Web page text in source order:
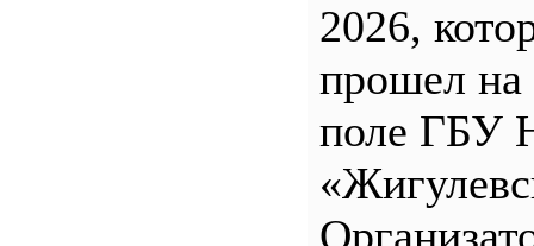
2026,
прошел
поле ГБУ